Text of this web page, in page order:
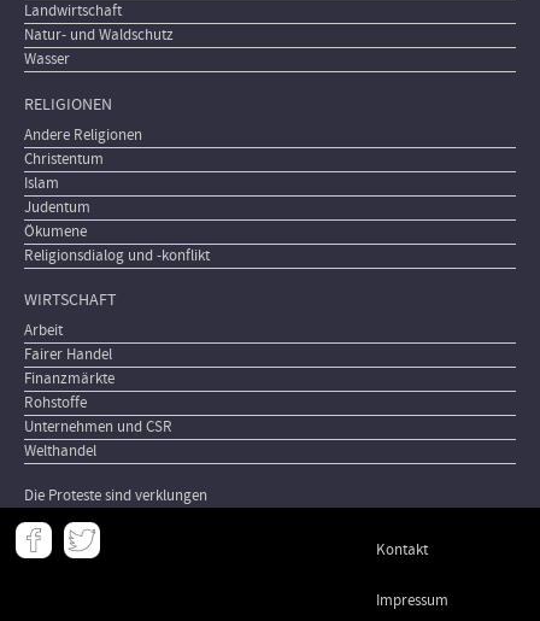
Landwirtschaft
Natur- und Waldschutz
Wasser
RELIGIONEN
Andere Religionen
Christentum
Islam
Judentum
Ökumene
Religionsdialog und -konflikt
WIRTSCHAFT
Arbeit
Fairer Handel
Finanzmärkte
Rohstoffe
Unternehmen und CSR
Welthandel
Die Proteste sind verklungen
Meta
- Kontakt
Impressum